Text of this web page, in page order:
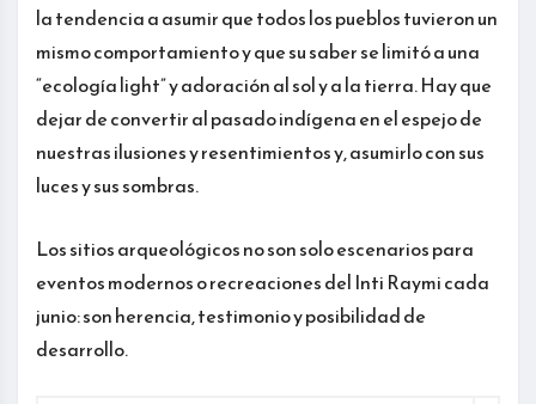
la tendencia a asumir que todos los pueblos tuvieron un
mismo comportamiento y que su saber se limitó a una
“ecología light” y adoración al sol y a la tierra. Hay que
dejar de convertir al pasado indígena en el espejo de
nuestras ilusiones y resentimientos y, asumirlo con sus
luces y sus sombras.
Los sitios arqueológicos no son solo escenarios para
eventos modernos o recreaciones del Inti Raymi cada
junio: son herencia, testimonio y posibilidad de
desarrollo.